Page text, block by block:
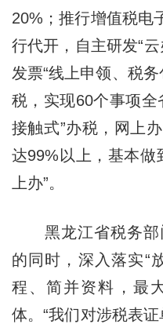
20%；推行增值税电
行代开，自主研发“
发票“线上申领、税
税，实现60个事项全
接触式”办税，网上
达99%以上，基本做
上办”。
黑龙江省税务部
的同时，深入落实“
程、简并资料，最
体。“我们对涉税表证